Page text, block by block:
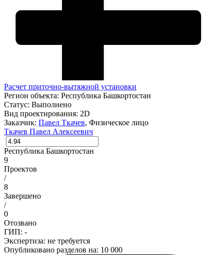
Расчет приточно-вытяжной установки
Регион объекта: Республика Башкортостан
Статус: Выполнено
Вид проектирования: 2D
Заказчик: Павел Ткачев, Физическое лицо
Ткачев Павел Алексеевич
Республика Башкортостан
9
Проектов
/
8
Завершено
/
0
Отозвано
ГИП: -
Экспертиза: не требуется
Опубликовано разделов на: 10 000